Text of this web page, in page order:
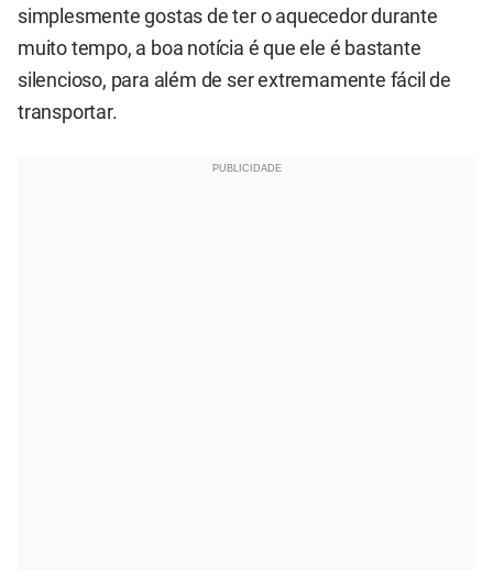
simplesmente gostas de ter o aquecedor durante
muito tempo, a boa notícia é que ele é bastante
silencioso, para além de ser extremamente fácil de
transportar.